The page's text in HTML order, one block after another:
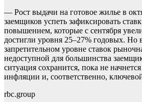
— Рост выдачи на готовое жилье в
заемщиков успеть зафиксировать
повышением, которые с сентября
достигли уровня 25–27% годовых.
запретительном уровне ставок
недоступной для большинства
ситуация сохранится, пока не
инфляции и, соответственно,
rbc.group